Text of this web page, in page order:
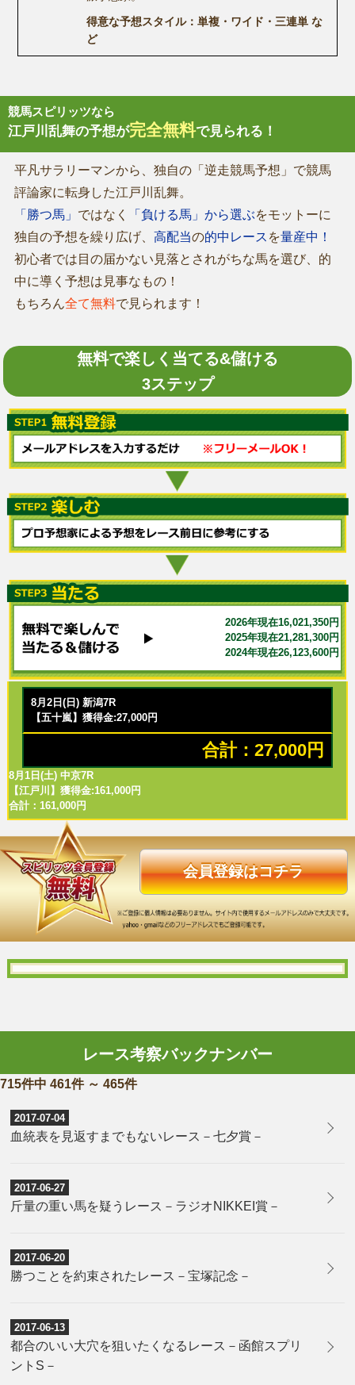
得意な予想スタイル：単複・ワイド・三連単 な
ど
競馬スピリッツなら
江戸川乱舞の予想が完全無料で見られる！
平凡サラリーマンから、独自の「逆走競馬予想」で競馬
評論家に転身した江戸川乱舞。
「勝つ馬」 ではなく 「負ける馬」から選ぶをモットーに
独自の予想を繰り広げ、 高配当の的中レース を量産中！
初心者では目の届かない見落とされがちな馬を選び、的
中に導く予想は見事なもの！
もちろん全て無料で見られます！
無料で楽しく当てる&儲ける
3ステップ
2026年現在16,021,350円
2025年現在21,281,300円
2024年現在26,123,600円
8月2日(日) 新潟7R
【五十嵐】獲得金:27,000円
合計：27,000円
8月1日(土) 中京7R
【江戸川】獲得金:161,000円
合計：161,000円
会員登録はコチラ
レース考察バックナンバー
715件中 461件 ～ 465件
2017-07-04
血統表を見返すまでもないレース－七夕賞－
2017-06-27
斤量の重い馬を疑うレース－ラジオNIKKEI賞－
2017-06-20
勝つことを約束されたレース－宝塚記念－
2017-06-13
都合のいい大穴を狙いたくなるレース－函館スプリ
ントS－